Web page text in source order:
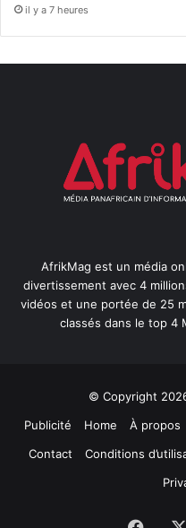
il y a 7 heures
AfrikMag est un média
divertissement avec 4
vidéos et une portée de 25
classés dans le top 4
© Copyright
Publicité
Home À propos
Contact
Conditions